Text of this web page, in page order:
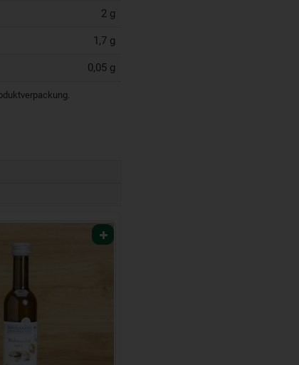
2 g
1,7 g
0,05 g